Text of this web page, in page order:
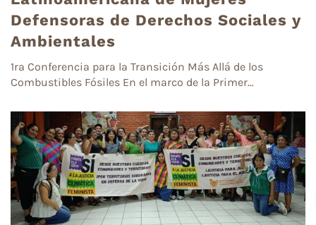
Defensoras de Derechos Sociales y
Ambientales
1ra Conferencia para la Transición Más Allá de los
Combustibles Fósiles En el marco de la Primer…